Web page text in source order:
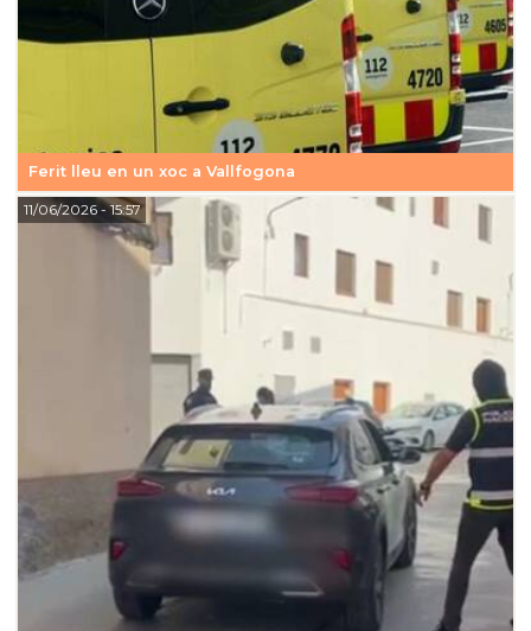
Ferit lleu en un xoc a Vallfogona
11/06/2026- 15:57